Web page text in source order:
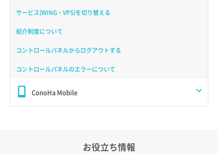
サービス(WING・VPS)を切り替える
紹介制度について
コントロールパネルからログアウトする
コントロールパネルのエラーについて
ConoHa Mobile
お役立ち情報